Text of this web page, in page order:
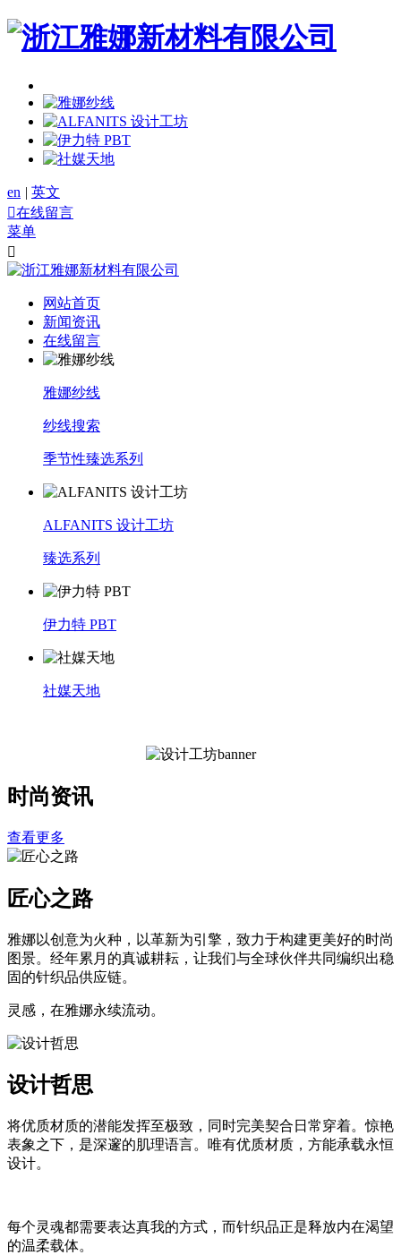
en | 英文
在线留言
菜单

网站首页
新闻资讯
在线留言
雅娜纱线
纱线搜索
季节性臻选系列
ALFANITS 设计工坊
臻选系列
伊力特 PBT
社媒天地
时尚资讯
查看更多
匠心之路
雅娜以创意为火种，以革新为引擎，致力于构建更美好的时尚
图景。经年累月的真诚耕耘，让我们与全球伙伴共同编织出稳
固的针织品供应链。
灵感，在雅娜永续流动。
设计哲思
将优质材质的潜能发挥至极致，同时完美契合日常穿着。惊艳
表象之下，是深邃的肌理语言。唯有优质材质，方能承载永恒
设计。
每个灵魂都需要表达真我的方式，而针织品正是释放内在渴望
的温柔载体。